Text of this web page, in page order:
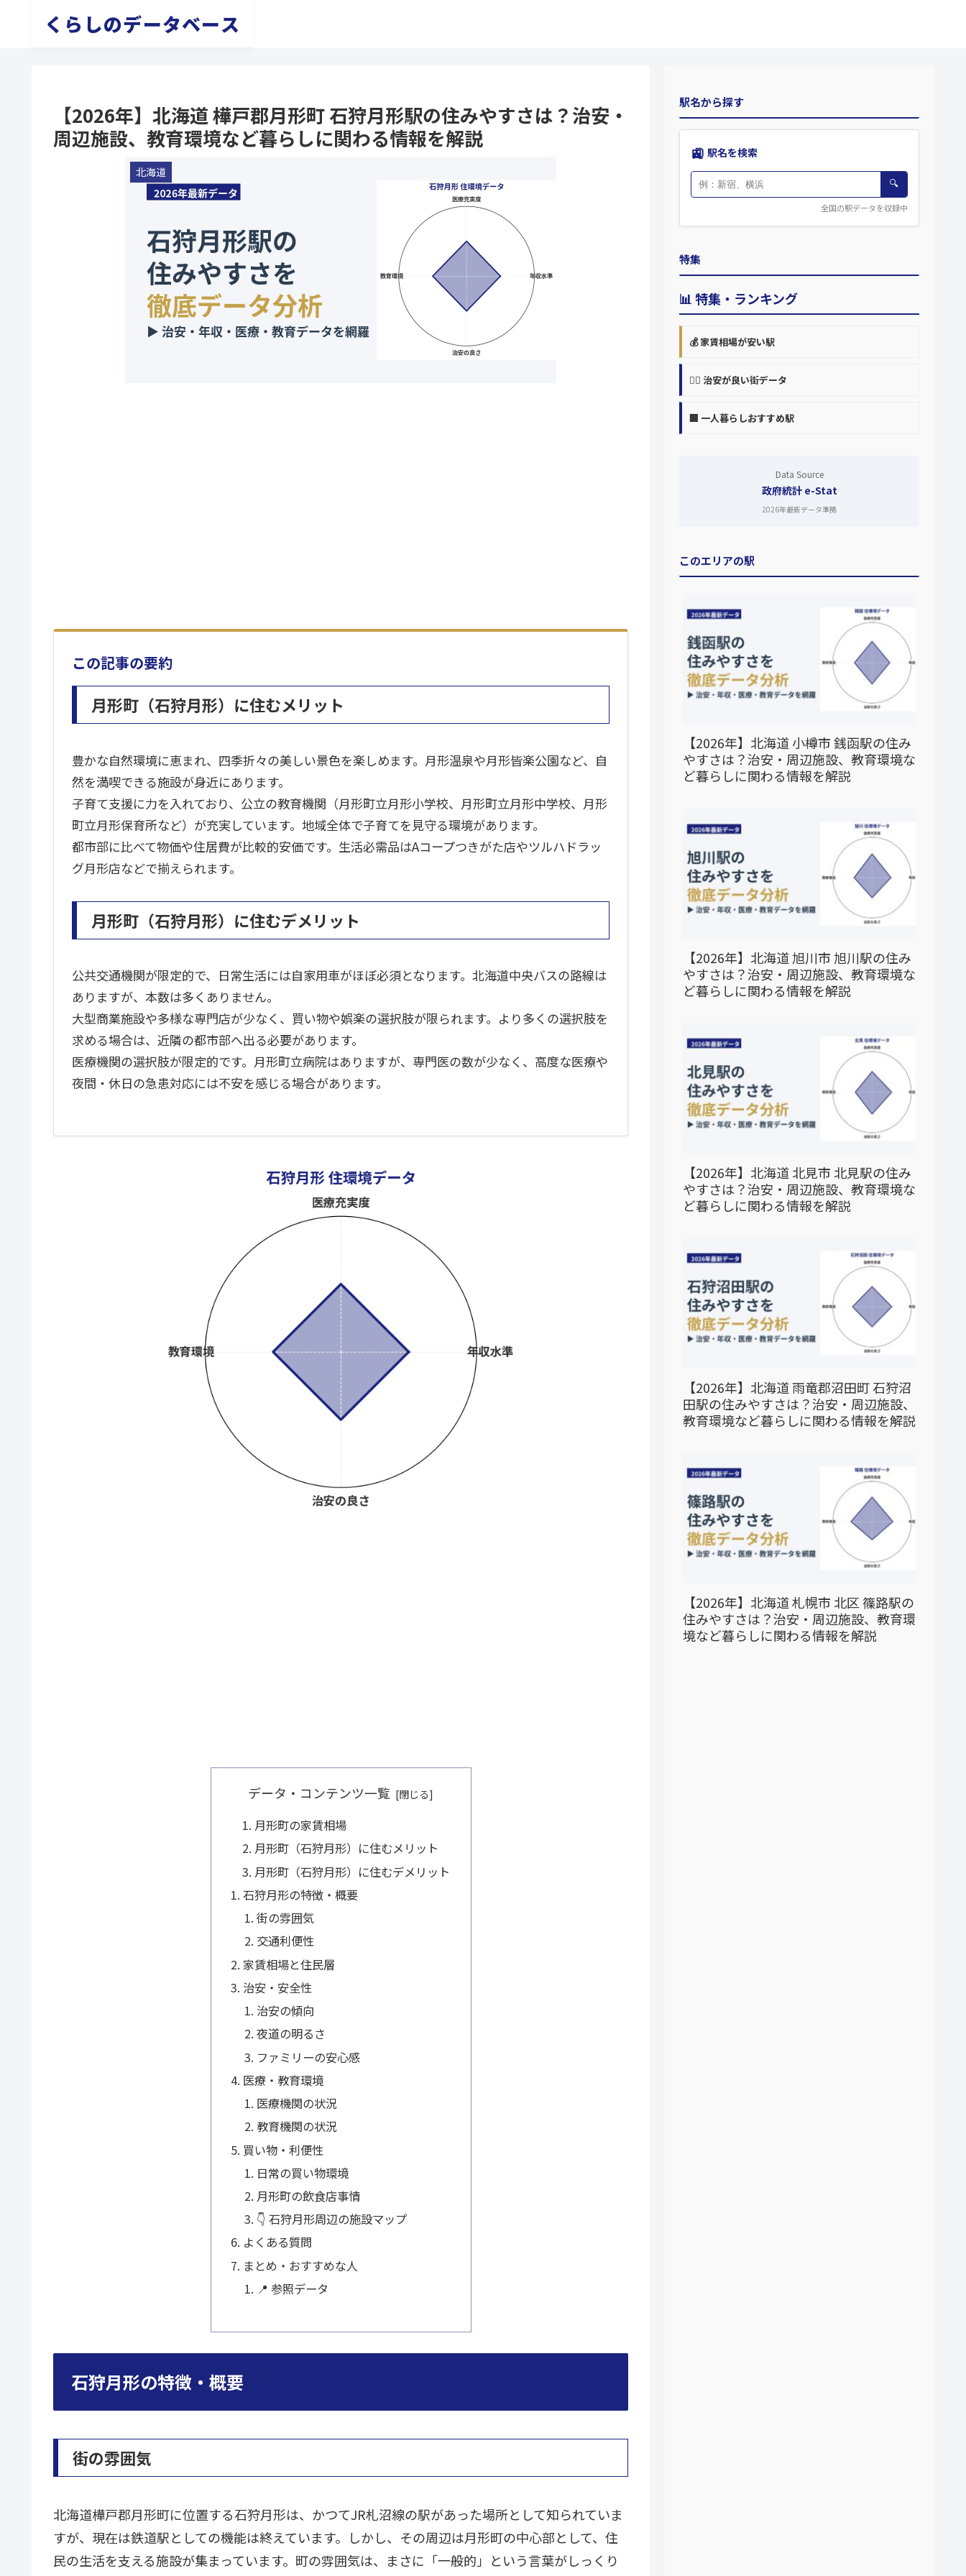
くらしのデータベース
【2026年】北海道 樺戸郡月形町 石狩月形駅の住みやすさは？治安・
周辺施設、教育環境など暮らしに関わる情報を解説
北海道
この記事の要約
月形町（石狩月形）に住むメリット
豊かな自然環境に恵まれ、四季折々の美しい景色を楽しめます。月形温泉や月形皆楽公園など、自
然を満喫できる施設が身近にあります。
子育て支援に力を入れており、公立の教育機関（月形町立月形小学校、月形町立月形中学校、月形
町立月形保育所など）が充実しています。地域全体で子育てを見守る環境があります。
都市部に比べて物価や住居費が比較的安価です。生活必需品はAコープつきがた店やツルハドラッ
グ月形店などで揃えられます。
月形町（石狩月形）に住むデメリット
公共交通機関が限定的で、日常生活には自家用車がほぼ必須となります。北海道中央バスの路線は
ありますが、本数は多くありません。
大型商業施設や多様な専門店が少なく、買い物や娯楽の選択肢が限られます。より多くの選択肢を
求める場合は、近隣の都市部へ出る必要があります。
医療機関の選択肢が限定的です。月形町立病院はありますが、専門医の数が少なく、高度な医療や
夜間・休日の急患対応には不安を感じる場合があります。
データ・コンテンツ一覧
月形町の家賃相場
月形町（石狩月形）に住むメリット
月形町（石狩月形）に住むデメリット
石狩月形の特徴・概要
街の雰囲気
交通利便性
家賃相場と住民層
治安・安全性
治安の傾向
夜道の明るさ
ファミリーの安心感
医療・教育環境
医療機関の状況
教育機関の状況
買い物・利便性
日常の買い物環境
月形町の飲食店事情
👇 石狩月形周辺の施設マップ
よくある質問
まとめ・おすすめな人
📍 参照データ
石狩月形の特徴・概要
街の雰囲気
北海道樺戸郡月形町に位置する石狩月形は、かつてJR札沼線の駅があった場所として知られていま
すが、現在は鉄道駅としての機能は終えています。しかし、その周辺は月形町の中心部として、住
民の生活を支える施設が集まっています。町の雰囲気は、まさに「一般的」という言葉がしっくり
駅名から探す
🚉 駅名を検索
🔍
全国の駅データを収録中
特集
📊 特集・ランキング
💰 家賃相場が安い駅
👮‍♀️ 治安が良い街データ
🏢 一人暮らしおすすめ駅
Data Source
政府統計 e-Stat
2026年最新データ準拠
このエリアの駅
【2026年】北海道 小樽市 銭函駅の住み
やすさは？治安・周辺施設、教育環境な
ど暮らしに関わる情報を解説
【2026年】北海道 旭川市 旭川駅の住み
やすさは？治安・周辺施設、教育環境な
ど暮らしに関わる情報を解説
【2026年】北海道 北見市 北見駅の住み
やすさは？治安・周辺施設、教育環境な
ど暮らしに関わる情報を解説
【2026年】北海道 雨竜郡沼田町 石狩沼
田駅の住みやすさは？治安・周辺施設、
教育環境など暮らしに関わる情報を解説
【2026年】北海道 札幌市 北区 篠路駅の
住みやすさは？治安・周辺施設、教育環
境など暮らしに関わる情報を解説